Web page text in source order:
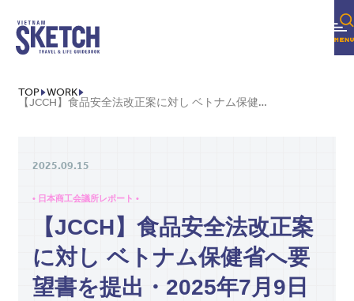
TOP WORK
【JCCH】食品安全法改正案に対し ベトナム保健省へ要望書を提出・2025年7月9日（水）
2025.09.15
• 日本商工会議所レポート •
【JCCH】食品安全法改正案
に対し ベトナム保健省へ要
望書を提出・2025年7月9日